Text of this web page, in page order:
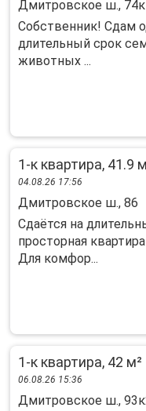
Дмитровское ш.,
Собственник! Сдам
длительный срок
животных ...
1-к квартира, 41.9
04.08.26 17:56
Дмитровское ш., 86
Сдаётся на
пpоcтоpнaя
Для кoмфoр...
1-к квартира, 42 м²
06.08.26 15:36
Дмитровское ш.,